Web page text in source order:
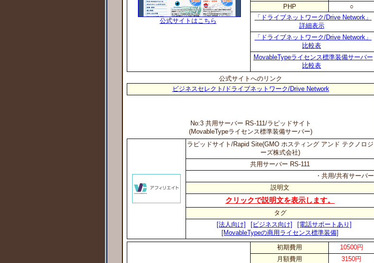
公式サイトはこちら
PHP
○
「ドライブネットワーク/Drive Network」
詳細表示
「ドライブネットワーク/Drive Network」
比較表
MovableTypeライセンス標準装備サーバー
比較表
公式サイトへのリンク
ビジネスセレクト/ドライブネットワーク/Drive Network
No:3 共用サーバー RS-111/ラピッドサイト
(MovableTypeライセンス標準装備サーバー)
ラピッドサイト/Rapid Site(GMO ホスティング アンド テクノロジ
ーズ株式会社)
共用サーバー RS-111
・共用/共有サーバー
説明文
クリックで説明文を表示します。
タグ
[法人向け]
[ビジネス向け]
[電話サポートあり]
[MovableTypeの商用ライセンス標準装備]
初期費用
10500円
月額費用
3150円